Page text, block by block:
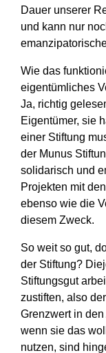
Dauer unserer
und kann nur
Wie das
eigentümliches
Ja, richtig
Eigentümer, sie
einer Stiftung
der Munus
solidarisch und
Projekten mit
ebenso wie die
diesem Zweck.
So weit so gut,
der Stiftung?
Stiftungsgut
zustiften, also
Grenzwert in
wenn sie das
nutzen, sind